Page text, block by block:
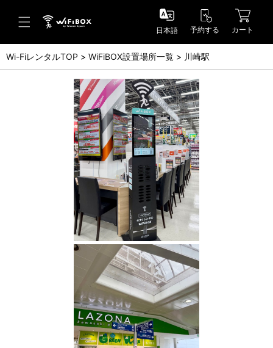
ヘルプセンター(FAQ)(日本語)
Help Center(FAQ)(English)
お問い合わせ(日本語)
Inquiry(English)
日本語 予約する カート
Wi-FiレンタルTOP WiFiBOX設置場所一覧 川崎駅